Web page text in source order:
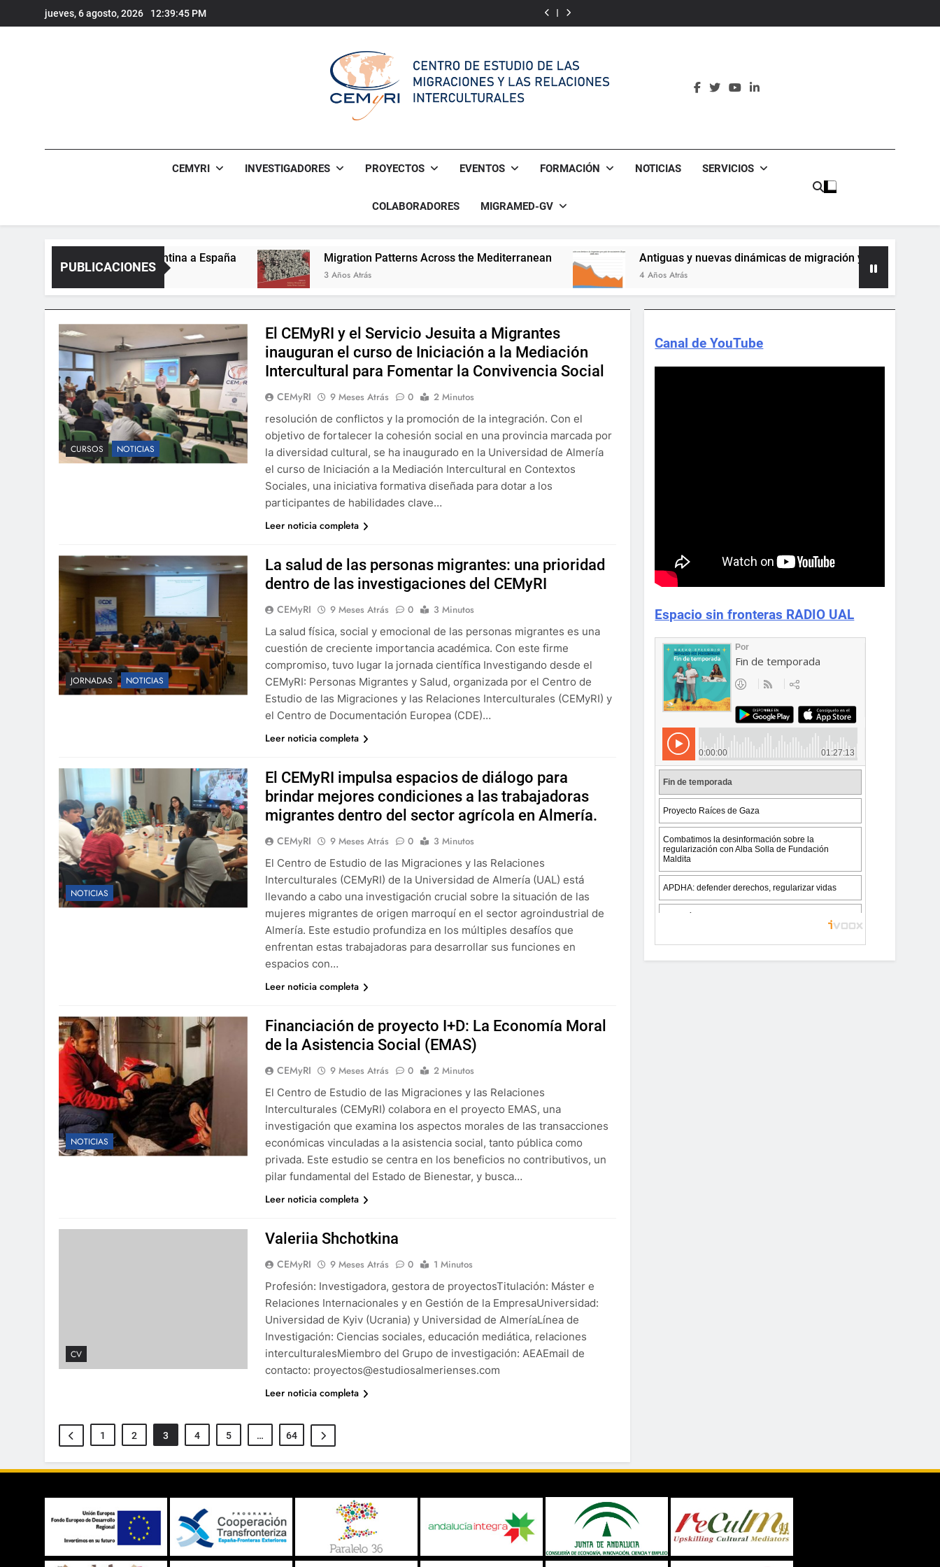
al
jueves, 6 agosto, 2026 12:39:46 PM
Awakening
of
Almería
of
Narrative
of
Almería
CEMYRI INVESTIGADORES PROYECTOS EVENTOS FORMACIÓN NOTICIAS SERVICIOS
COLABORADORES MIGRAMED-GV
PUBLICACIONES
reemigración argentina a España Migration Patterns Across the Mediterranean
3 Años Atrás
Antiguas y nuevas dinámicas de migración y movilidad de
4 Años Atrás
CURSOS NOTICIAS
El CEMyRI y el Servicio Jesuita a Migrantes
inauguran el curso de Iniciación a la Mediación
Intercultural para Fomentar la Convivencia Social
CEMyRI 9 Meses Atrás 0
2 Minutos
resolución de conflictos y la promoción de la integración. Con el
objetivo de fortalecer la cohesión social en una provincia marcada por
la diversidad cultural, se ha inaugurado en la Universidad de Almería
el curso de Iniciación a la Mediación Intercultural en Contextos
Sociales, una iniciativa formativa diseñada para dotar a los
participantes de habilidades clave…
Leer noticia completa
JORNADAS NOTICIAS
La salud de las personas migrantes: una prioridad
dentro de las investigaciones del CEMyRI
CEMyRI 9 Meses Atrás 0
3 Minutos
La salud física, social y emocional de las personas migrantes es una
cuestión de creciente importancia académica. Con este firme
compromiso, tuvo lugar la jornada científica Investigando desde el
CEMyRI: Personas Migrantes y Salud, organizada por el Centro de
Estudio de las Migraciones y las Relaciones Interculturales (CEMyRI) y
el Centro de Documentación Europea (CDE)…
Leer noticia completa
NOTICIAS
El CEMyRI impulsa espacios de diálogo para
brindar mejores condiciones a las trabajadoras
migrantes dentro del sector agrícola en Almería.
CEMyRI 9 Meses Atrás 0
3 Minutos
El Centro de Estudio de las Migraciones y las Relaciones
Interculturales (CEMyRI) de la Universidad de Almería (UAL) está
llevando a cabo una investigación crucial sobre la situación de las
mujeres migrantes de origen marroquí en el sector agroindustrial de
Almería. Este estudio profundiza en los múltiples desafíos que
enfrentan estas trabajadoras para desarrollar sus funciones en
espacios con…
Leer noticia completa
NOTICIAS
Financiación de proyecto I+D: La Economía Moral
de la Asistencia Social (EMAS)
CEMyRI 9 Meses Atrás 0
2 Minutos
El Centro de Estudio de las Migraciones y las Relaciones
Interculturales (CEMyRI) colabora en el proyecto EMAS, una
investigación que examina los aspectos morales de las transacciones
económicas vinculadas a la asistencia social, tanto pública como
privada. Este estudio se centra en los beneficios no contributivos, un
pilar fundamental del Estado de Bienestar, y busca…
Leer noticia completa
CV
Valeriia Shchotkina
CEMyRI 9 Meses Atrás 0
1 Minutos
Profesión: Investigadora, gestora de proyectosTitulación: Máster e
Relaciones Internacionales y en Gestión de la EmpresaUniversidad:
Universidad de Kyiv (Ucrania) y Universidad de AlmeríaLínea de
Investigación: Ciencias sociales, educación mediática, relaciones
interculturalesMiembro del Grupo de investigación: AEAEmail de
contacto: proyectos@estudiosalmerienses.com
Leer noticia completa
1 2 3 4 5 … 64
Canal de YouTube
Espacio sin fronteras RADIO UAL